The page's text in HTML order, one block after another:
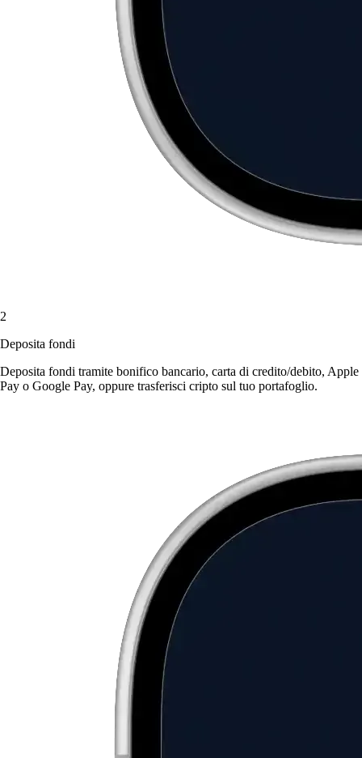
2
Deposita fondi
Deposita fondi tramite bonifico bancario, carta di credito/debito, Apple
Pay o Google Pay, oppure trasferisci cripto sul tuo portafoglio.